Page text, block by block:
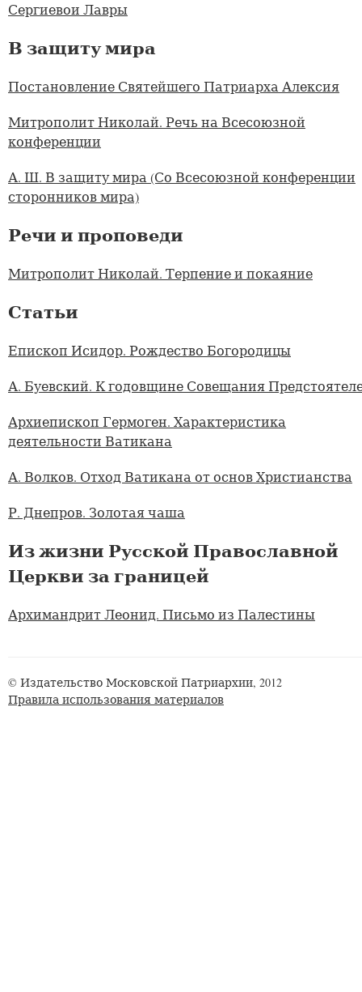
Сергиевои Лавры
В защиту мира
Постановление Святейшего Патриарха Алексия
Митрополит Николай. Речь на Всесоюзной
конференции
А. Ш. В защиту мира (Со Всесоюзной конференции
сторонников мира)
Речи и проповеди
Митрополит Николай. Терпение и покаяние
Статьи
Епископ Исидор. Рождество Богородицы
А. Буевский. К годовщине Совещания
Архиепископ Гермоген. Характеристика
деятельности Ватикана
А. Волков. Отход Ватикана от основ Христианства
Р. Днепров. Золотая чаша
Из жизни Русской Православной
Церкви за границей
Архимандрит Леонид. Письмо из Палестины
© Издательство Московской Патриархии, 2012
Правила использования материалов